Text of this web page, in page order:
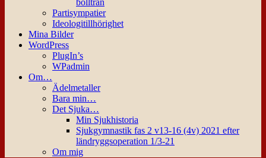
bollträn
Partisympatier
Ideologitillhörighet
Mina Bilder
WordPress
PlugIn’s
WPadmin
Om…
Ädelmetaller
Bara min…
Det Sjuka…
Min Sjukhistoria
Sjukgymnastik fas 2 v13-16 (4v) 2021 efter
ländryggsoperation 1/3-21
Om mig